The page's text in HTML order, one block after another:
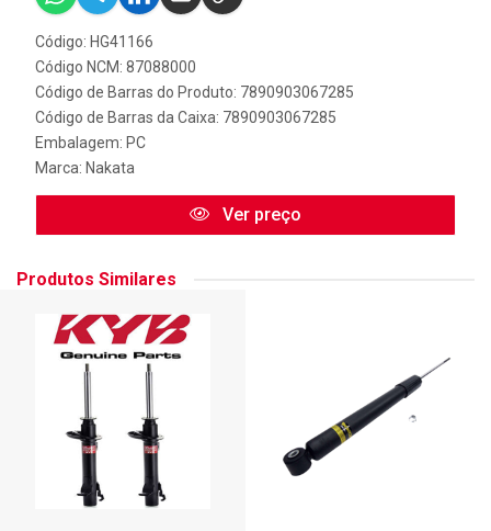
Código: HG41166
Código NCM: 87088000
Código de Barras do Produto: 7890903067285
Código de Barras da Caixa: 7890903067285
Embalagem: PC
Marca: Nakata
Ver preço
Produtos Similares